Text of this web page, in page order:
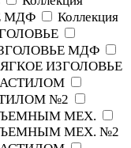
МДФ
Коллекция
ИЗГОЛОВЬЕ МДФ
МЯГКОЕ ИЗГОЛОВЬЕ
НАСТИЛОМ
№2
МЕХ.
МЕХ. №2